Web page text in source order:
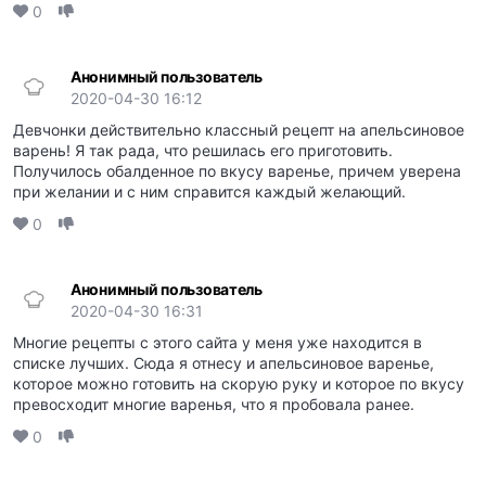
0
Анонимный пользователь
2020-04-30 16:12
Девчонки действительно классный рецепт на апельсиновое
варень! Я так рада, что решилась его приготовить.
Получилось обалденное по вкусу варенье, причем уверена
при желании и с ним справится каждый желающий.
0
Анонимный пользователь
2020-04-30 16:31
Многие рецепты с этого сайта у меня уже находится в
списке лучших. Сюда я отнесу и апельсиновое варенье,
которое можно готовить на скорую руку и которое по вкусу
превосходит многие варенья, что я пробовала ранее.
0